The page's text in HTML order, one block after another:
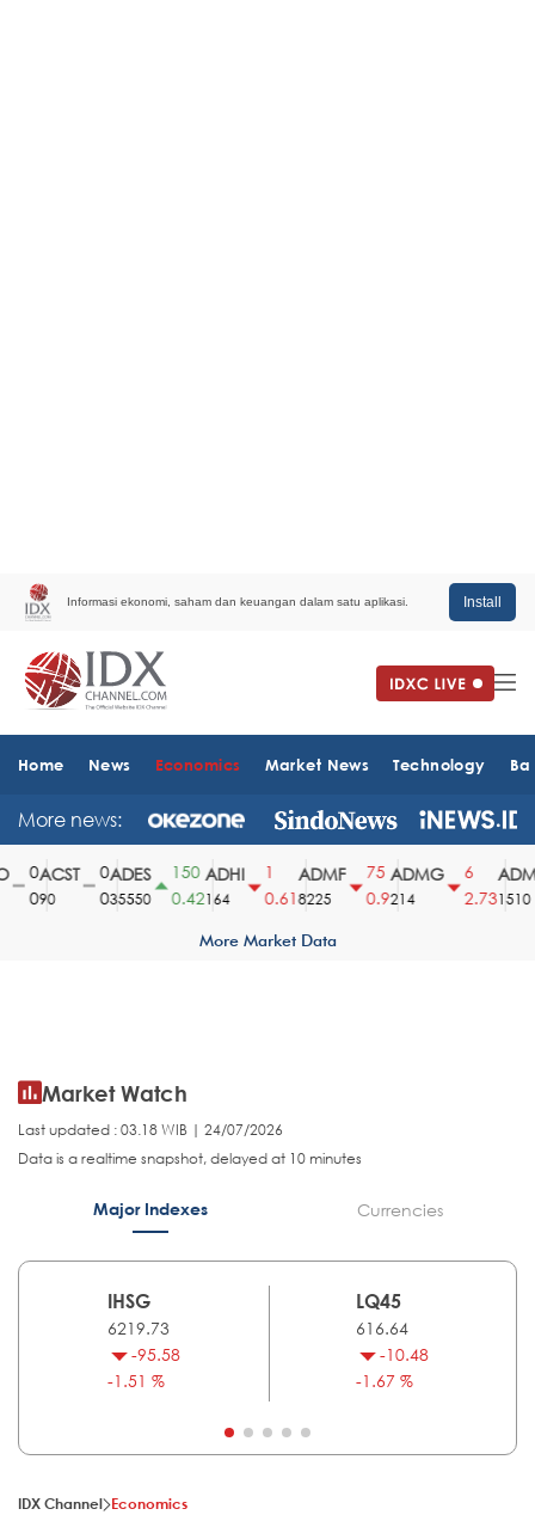
Informasi ekonomi, saham dan keuangan dalam satu aplikasi. Install
Home News Economics Market News Technology
More news:
ACST
90
0
ADES
35550
150
0.42
ADHI
164
0.61
ADMF
8225
0.9
ADMG
214
2.73
ADMR
1510
More Market Data
Market Watch
Last updated : 03.18 WIB | 24/07/2026
Data is a realtime snapshot, delayed at 10 minutes
Major Indexes Currencies
IHSG
6219.73
-95.58
-1.51 %
LQ45
616.64
-10.48
-1.67 %
IDX Channel Economics